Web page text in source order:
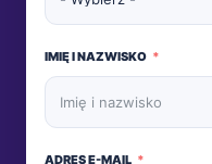
IMIĘ I NAZWISKO
ADRES E-MAIL